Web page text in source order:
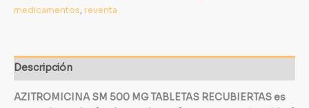
medicamentos, reventa
Descripción
AZITROMICINA SM 500 MG TABLETAS RECUBIERTAS es